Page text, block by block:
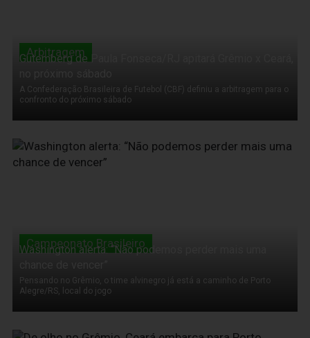
Arbitragem
Gutemberg de Paula Fonseca/RJ apitará Grêmio x Ceará,
A Confederação Brasileira de Futebol (CBF) definiu a arbitragem para o
confronto do próximo sábado
17 de Novembro de 2011
Campeonato Brasileiro
Washington alerta: “Não podemos perder mais uma
Pensando no Grêmio, o time alvinegro já está a caminho de Porto
Alegre/RS, local do jogo